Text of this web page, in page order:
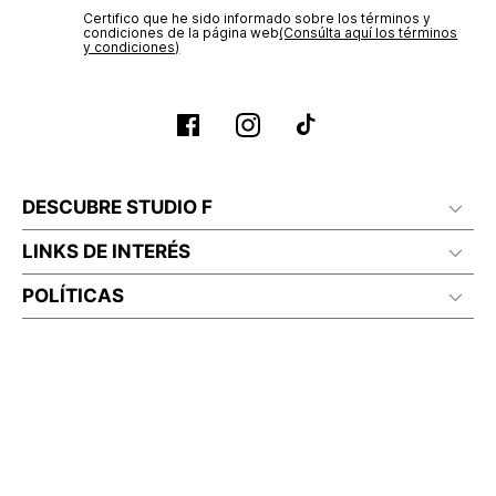
Certifico que he sido informado sobre los términos y
condiciones de la página web‎(Consúlta aquí los términos
y condiciones)
DESCUBRE STUDIO F
LINKS DE INTERÉS
POLÍTICAS